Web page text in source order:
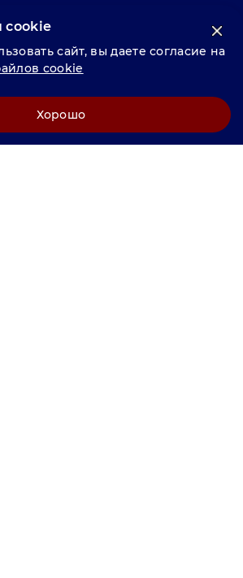
2025, Разработка и комплексное
"
cookie
сайт, вы даете согласие на
cookie
Хорошо